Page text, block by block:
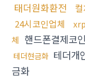
태더원화환전
24시코인업체
체 핸드폰결제코
테더현금화 테더개
금화